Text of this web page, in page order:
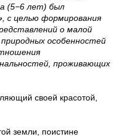
(5−6 лет) был
, с целью формирования
о малой
особенностей
проживающих
своей красотой,
земли, поистине